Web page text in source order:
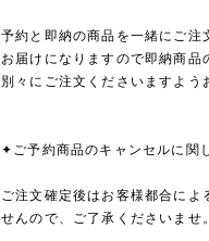
予約と即納の商品を一緒にご注
お届けになりますので即納商品
別々にご注文くださいますよう
✦ご予約商品のキャンセルに関
ご注文確定後はお客様都合によ
せんので、ご了承くださいませ。